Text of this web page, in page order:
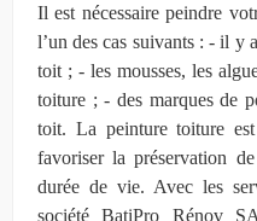
Il est nécessaire peindre
l’un des cas suivants : - il y
toit ; - les mousses, les
toiture ; - des marques de
toit. La peinture toiture
favoriser la préservation
durée de vie. Avec les
société BatiPro Rénov